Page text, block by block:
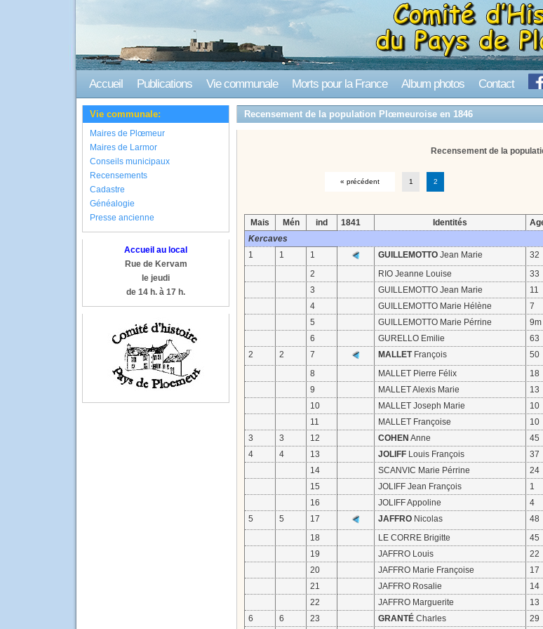
Accueil Publications Vie communale Morts pour la France Album photos Contact
Vie communale:
Maires de Plœmeur
Maires de Larmor
Conseils municipaux
Recensements
Cadastre
Généalogie
Presse ancienne
Accueil au local
Rue de Kervam
le jeudi
de 14 h. à 17 h.
Recensement de la population Plœmeuroise en 1846
Recensement de la
« précédent 1 2
Mais Mén ind 1841 Identités
Kercaves
1
1 1 GUILLEMOTTOJean Marie 32
2
RIO Jeanne Louise 33
3
GUILLEMOTTO Jean Marie 11
4
GUILLEMOTTO Marie Hélène 7
5
GUILLEMOTTO Marie Pérrine 9m
6
GURELLO Emilie 63
2
2 7 MALLETFrançois 50
8
MALLET Pierre Félix 18
9
MALLET Alexis Marie 13
10
MALLET Joseph Marie 10
11
MALLET Françoise 10
3
3 12 COHEN Anne 45
4
4 13 JOLIFFLouis François 37
14
SCANVIC Marie Pérrine 24
15
JOLIFF Jean François 1
16
JOLIFF Appoline 4
5
5 17 JAFFRONicolas 48
18
LE CORRE Brigitte 45
19
JAFFRO Louis 22
20
JAFFRO Marie Françoise 17
21
JAFFRO Rosalie 14
22
JAFFRO Marguerite 13
6
6 23 GRANTÉCharles 29